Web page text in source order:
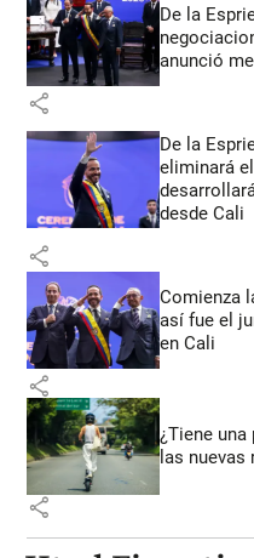
De la
anunció
share
De la
eliminará
desde Cali
share
Comienza
así fue el
en Cali
share
¿Tiene
las
share